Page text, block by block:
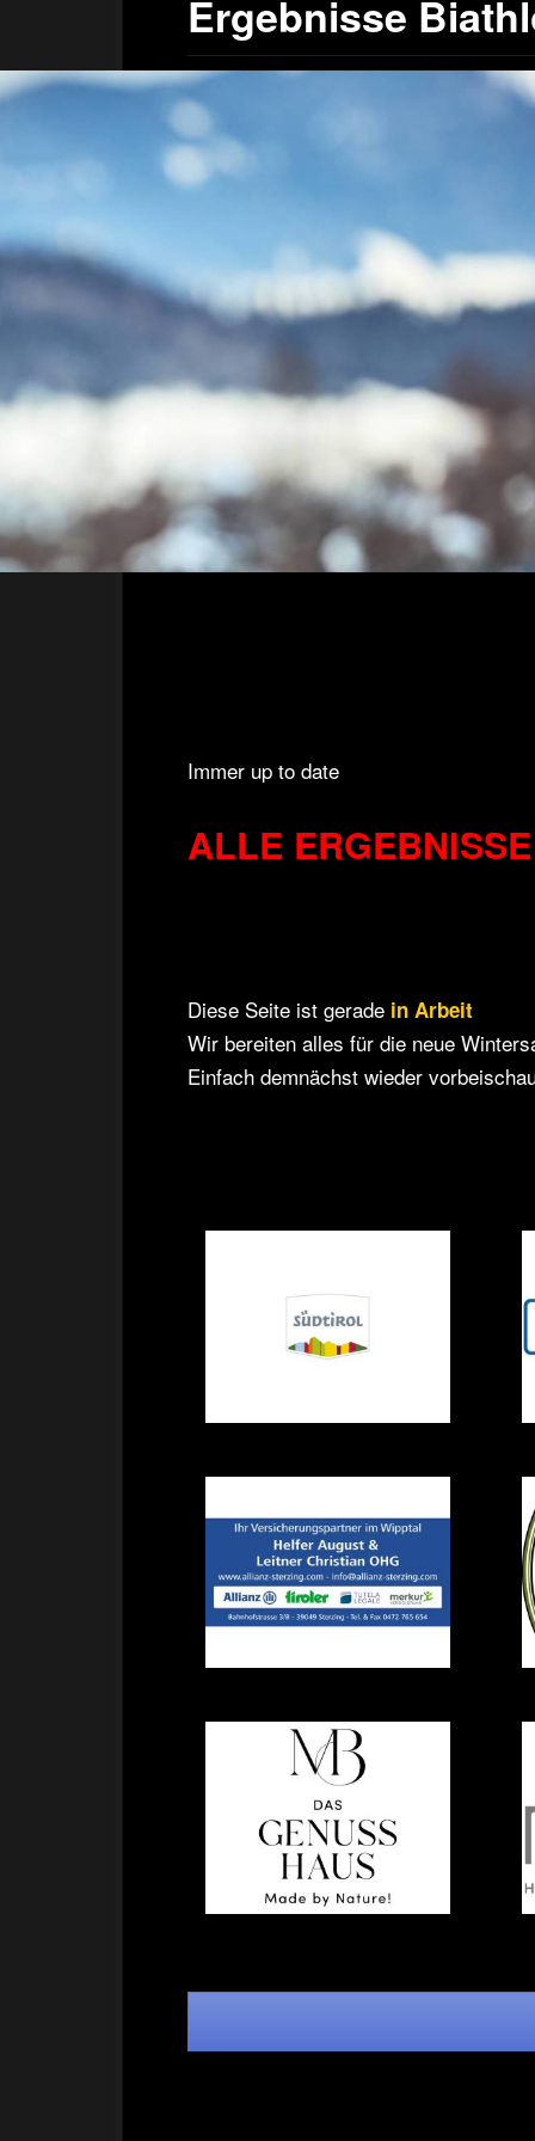
Ergebnisse
Immer up to date
ALLE
Diese Seite ist gerade in Arbeit
Wir bereiten alles für die neue
Einfach demnächst wieder